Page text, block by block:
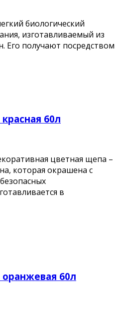
биологический
изготавливаемый из
Его получают посредством
60л
цветная щепа –
которая окрашена с
в
60л